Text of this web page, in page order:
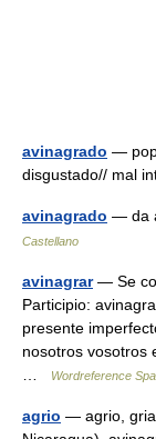
avinagrado —
disgustado// mal
avinagrado — da
Castellano
avinagrar— Se
Participio:
presente
nosotros vosotros
Wordreference
agrio — agrio, gria